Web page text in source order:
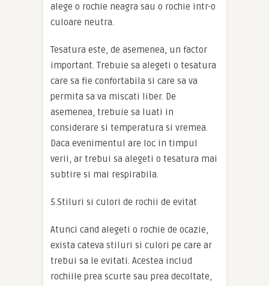
alege o rochie neagra sau o rochie intr-o
culoare neutra.
Tesatura este, de asemenea, un factor
important. Trebuie sa alegeti o tesatura
care sa fie confortabila si care sa va
permita sa va miscati liber. De
asemenea, trebuie sa luati in
considerare si temperatura si vremea.
Daca evenimentul are loc in timpul
verii, ar trebui sa alegeti o tesatura mai
subtire si mai respirabila.
5.Stiluri si culori de rochii de evitat
Atunci cand alegeti o rochie de ocazie,
exista cateva stiluri si culori pe care ar
trebui sa le evitati. Acestea includ
rochiile prea scurte sau prea decoltate,